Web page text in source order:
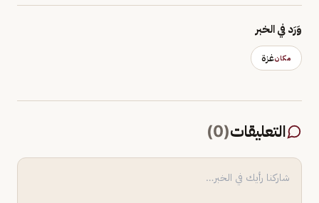
وَرَد في الخبر
مكانغزة
التعليقات(
0
)